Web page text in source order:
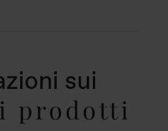
sui
prodotti